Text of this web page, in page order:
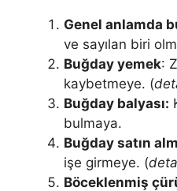
Genel anlamda
ve sayılan biri
Buğday yemek:
kaybetmeye. (
Buğday balyası:
bulmaya.
Buğday satın
işe girmeye. (
Böceklenmiş